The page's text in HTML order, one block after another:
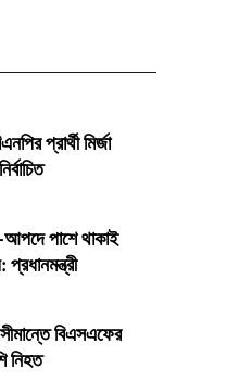
প্রার্থী মির্জা
পাশে থাকাই
বিএসএফের
নিহত